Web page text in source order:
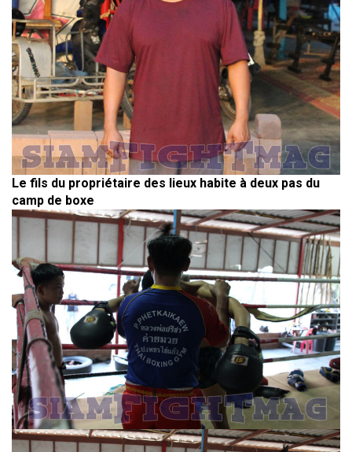
Le fils du propriétaire des lieux habite à deux pas du
camp de boxe